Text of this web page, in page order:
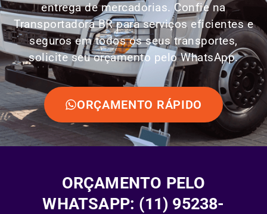
entrega de mercadorias. Confie na
Transportadora BR para serviços eficientes e
seguros em todos os seus transportes,
solicite seu orçamento pelo WhatsApp.
ORÇAMENTO RÁPIDO
ORÇAMENTO PELO
WHATSAPP: (11) 95238-